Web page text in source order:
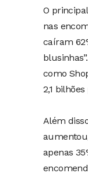
O
nas
caíram
como
2,1
Além
apenas